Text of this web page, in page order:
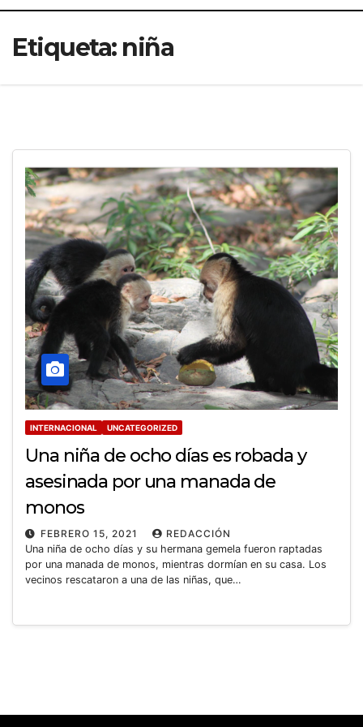
Etiqueta: niña
INTERNACIONAL UNCATEGORIZED
Una niña de ocho días es robada y
asesinada por una manada de
monos
FEBRERO 15, 2021
REDACCIÓN
Una niña de ocho días y su hermana gemela fueron raptadas
por una manada de monos, mientras dormían en su casa. Los
vecinos rescataron a una de las niñas, que…